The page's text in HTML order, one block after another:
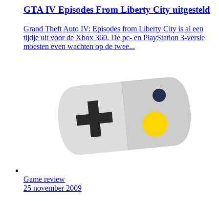
GTA IV Episodes From Liberty City uitgesteld
Grand Theft Auto IV: Episodes from Liberty City is al een
tijdje uit voor de Xbox 360. De pc- en PlayStation 3-versie
moesten even wachten op de twee...
Game review
25 november 2009